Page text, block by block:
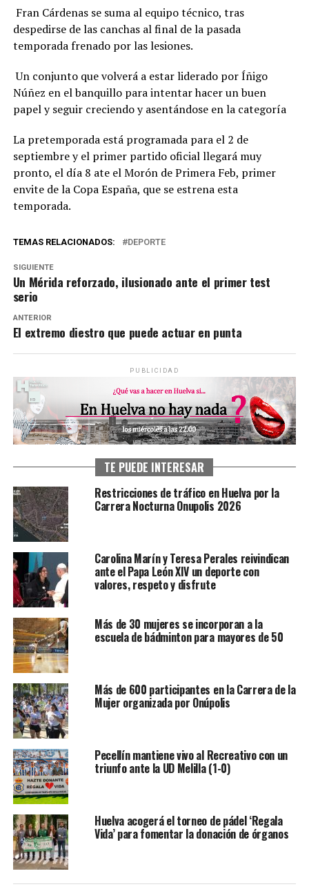
Fran Cárdenas se suma al equipo técnico, tras
despedirse de las canchas al final de la pasada
temporada frenado por las lesiones.
Un conjunto que volverá a estar liderado por Íñigo
Núñez en el banquillo para intentar hacer un buen
papel y seguir creciendo y asentándose en la categoría
La pretemporada está programada para el 2 de
septiembre y el primer partido oficial llegará muy
pronto, el día 8 ate el Morón de Primera Feb, primer
envite de la Copa España, que se estrena esta
temporada.
TEMAS RELACIONADOS: DEPORTE
SIGUIENTE
Un Mérida reforzado, ilusionado ante el primer test
serio
ANTERIOR
El extremo diestro que puede actuar en punta
PUBLICIDAD
TE PUEDE INTERESAR
Restricciones de tráfico en Huelva por la
Carrera Nocturna Onupolis 2026
Carolina Marín y Teresa Perales reivindican
ante el Papa León XIV un deporte con
valores, respeto y disfrute
Más de 30 mujeres se incorporan a la
escuela de bádminton para mayores de 50
Más de 600 participantes en la Carrera de la
Mujer organizada por Onúpolis
Pecellín mantiene vivo al Recreativo con un
triunfo ante la UD Melilla (1-0)
Huelva acogerá el torneo de pádel ‘Regala
Vida’ para fomentar la donación de órganos